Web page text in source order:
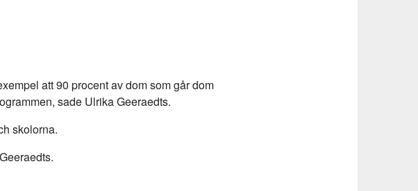
att 90 procent av dom som går dom
sade Ulrika Geeraedts.
skolorna.